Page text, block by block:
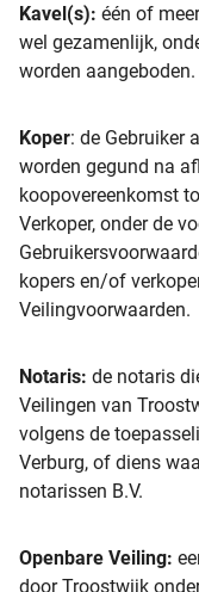
Kavel(s): één of
wel gezamenlijk,
worden aangeboden.
Koper: de Gebruiker
worden gegund na
koopovereenkomst
Verkoper, onder de
kopers en/of
Veilingvoorwaarden.
Notaris: de notaris
Veilingen van
volgens de
Verburg, of diens
notarissen B.V.
Openbare Veiling:
door Troostwijk